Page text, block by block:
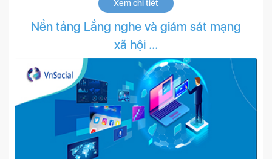
Xem chi tiết
Nền tảng Lắng nghe và giám sát mạng
xã hội ...